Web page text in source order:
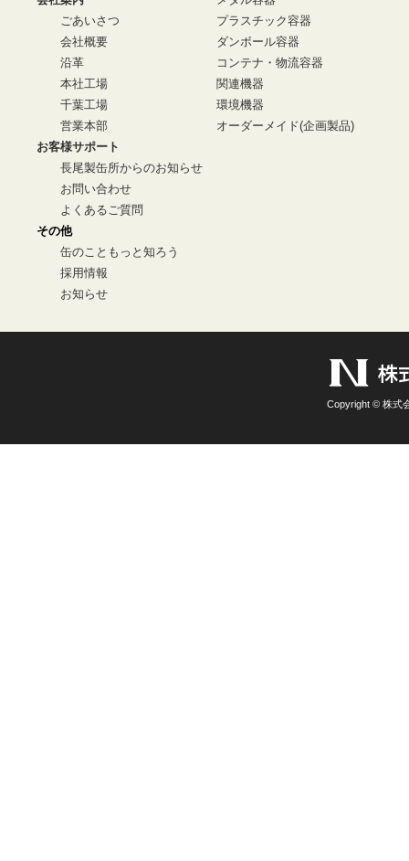
ごあいさつ
会社概要
沿革
本社工場
千葉工場
営業本部
プラスチック容器
ダンボール容器
コンテナ・物流容器
関連機器
環境機器
オーダーメイド(企画製品)
お客様サポート
長尾製缶所からのお知らせ
お問い合わせ
よくあるご質問
その他
缶のこともっと知ろう
採用情報
お知らせ
Copyright © 株式